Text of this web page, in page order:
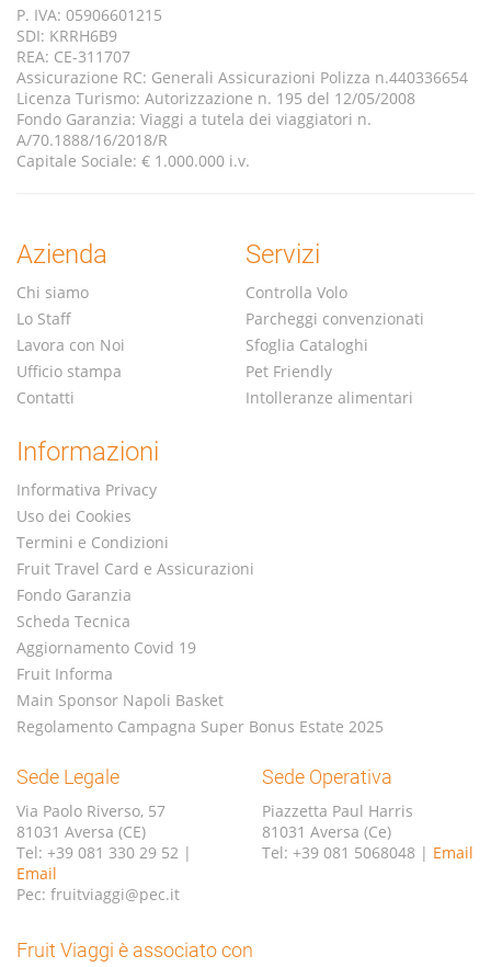
P. IVA: 05906601215
SDI: KRRH6B9
REA: CE-311707
Assicurazione RC: Generali Assicurazioni Polizza n.440336654
Licenza Turismo: Autorizzazione n. 195 del 12/05/2008
Fondo Garanzia: Viaggi a tutela dei viaggiatori n.
A/70.1888/16/2018/R
Capitale Sociale: € 1.000.000 i.v.
Azienda
Chi siamo
Lo Staff
Lavora con Noi
Ufficio stampa
Contatti
Servizi
Controlla Volo
Parcheggi convenzionati
Sfoglia Cataloghi
Pet Friendly
Intolleranze alimentari
Informazioni
Informativa Privacy
Uso dei Cookies
Termini e Condizioni
Fruit Travel Card e Assicurazioni
Fondo Garanzia
Scheda Tecnica
Aggiornamento Covid 19
Fruit Informa
Main Sponsor Napoli Basket
Regolamento Campagna Super Bonus Estate 2025
Sede Legale
Via Paolo Riverso, 57
81031 Aversa (CE)
Tel: +39 081 330 29 52 |
Email
Pec: fruitviaggi@pec.it
Sede Operativa
Piazzetta Paul Harris
81031 Aversa (Ce)
Tel: +39 081 5068048 | Email
Fruit Viaggi è associato con